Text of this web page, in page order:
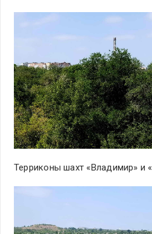
Терриконы шахт «Владимир» и